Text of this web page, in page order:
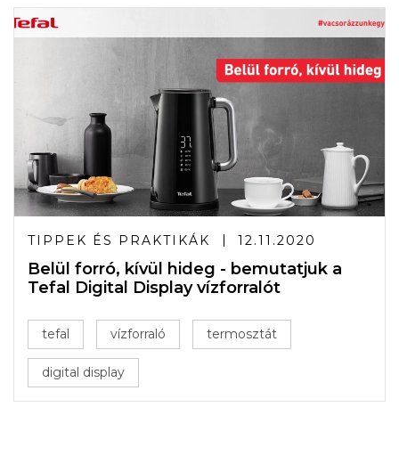
TIPPEK ÉS PRAKTIKÁK 12.11.2020
Belül forró, kívül hideg - bemutatjuk a
Tefal Digital Display vízforralót
tefal vízforraló termosztát
digital display